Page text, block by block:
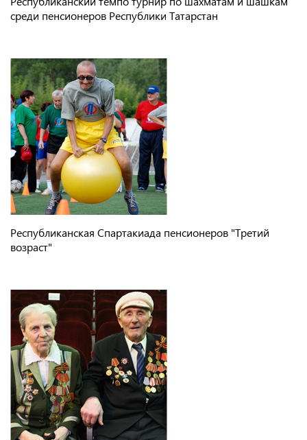
среди пенсионеров Республики Татарстан
Республиканская Спартакиада пенсионеров "Третий
возраст"